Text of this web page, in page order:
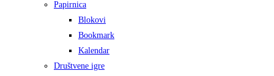
Papirnica
Blokovi
Bookmark
Kalendar
Društvene igre